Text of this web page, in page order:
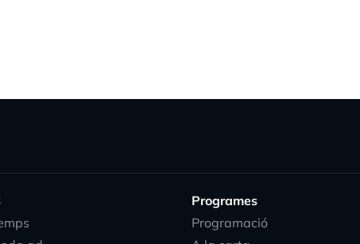
Programes
Programació